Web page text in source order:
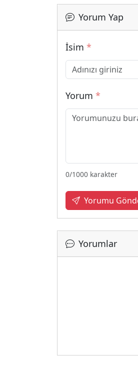
Yorum Yap
İsim *
Yorum *
0/1000 karakter
Yorumu
Yorumlar